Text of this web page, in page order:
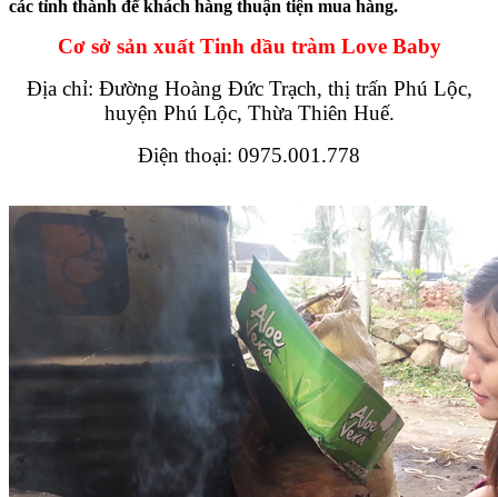
các tỉnh thành để khách hàng thuận tiện mua hàng.
Cơ sở sản xuất Tinh dầu tràm Love Baby
Địa chỉ: Đường Hoàng Đức Trạch, thị trấn Phú Lộc,
huyện Phú Lộc, Thừa Thiên Huế.
Điện thoại: 0975.001.778